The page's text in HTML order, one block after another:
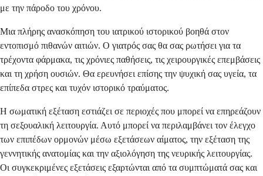
με την πάροδο του χρόνου.
Μια πλήρης ανασκόπηση του ιατρικού ιστορικού βοηθά στον
εντοπισμό πιθανών αιτιών. Ο γιατρός σας θα σας ρωτήσει για τα
τρέχοντα φάρμακα, τις χρόνιες παθήσεις, τις χειρουργικές επεμβάσεις
και τη χρήση ουσιών. Θα ερευνήσει επίσης την ψυχική σας υγεία, τα
επίπεδα στρες και τυχόν ιστορικό τραύματος.
Η σωματική εξέταση εστιάζει σε περιοχές που μπορεί να επηρεάζουν
τη σεξουαλική λειτουργία. Αυτό μπορεί να περιλαμβάνει τον έλεγχο
των επιπέδων ορμονών μέσω εξετάσεων αίματος, την εξέταση της
γεννητικής ανατομίας και την αξιολόγηση της νευρικής λειτουργίας.
Οι συγκεκριμένες εξετάσεις εξαρτώνται από τα συμπτώματά σας και